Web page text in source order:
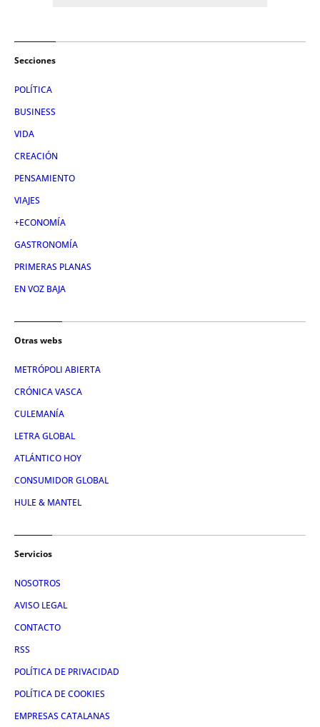
Secciones
POLÍTICA
BUSINESS
VIDA
CREACIÓN
PENSAMIENTO
VIAJES
+ECONOMÍA
GASTRONOMÍA
PRIMERAS PLANAS
EN VOZ BAJA
Otras webs
METRÓPOLI ABIERTA
CRÓNICA VASCA
CULEMANÍA
LETRA GLOBAL
ATLÁNTICO HOY
CONSUMIDOR GLOBAL
HULE & MANTEL
Servicios
NOSOTROS
AVISO LEGAL
CONTACTO
RSS
POLÍTICA DE PRIVACIDAD
POLÍTICA DE COOKIES
EMPRESAS CATALANAS